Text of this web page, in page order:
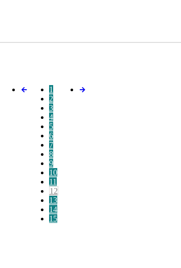
1
2
3
4
5
6
7
8
9
10
11
12
13
14
15